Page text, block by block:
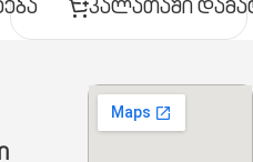
კალათაში